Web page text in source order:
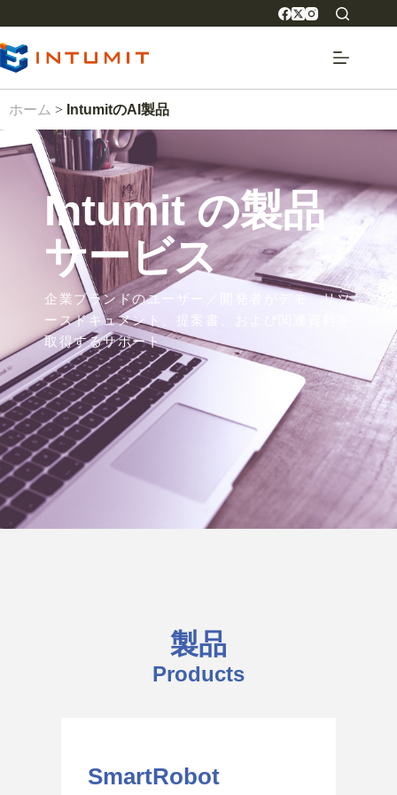
ホーム > IntumitのAI製品
Intumit の製品
サービス
企業ブランドのユーザー／開発者がデモ、リソ
ースドキュメント、提案書、および関連資料を
取得するサポート
製品
Products
SmartRobot